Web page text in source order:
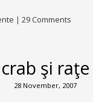
| 29 Comments
crab şi raţe
28 November, 2007